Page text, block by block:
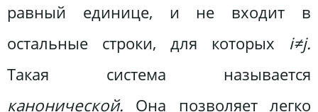
равный единице, и не входит в
остальные строки, для которых i≠j.
Такая система называется
канонической. Она позволяет легко